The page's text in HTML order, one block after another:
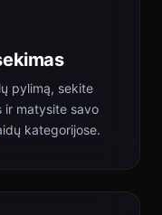
pylimą, sekite
ir matysite savo
kategorijose.